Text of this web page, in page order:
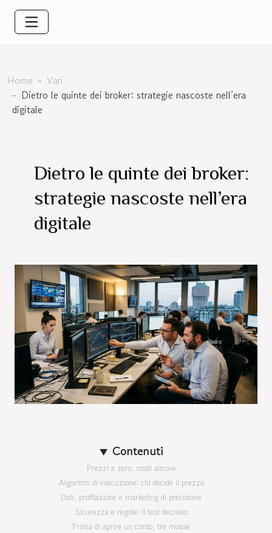
Home
Vari
Dietro le quinte dei broker: strategie nascoste nell’era
digitale
Dietro le quinte dei broker:
strategie nascoste nell’era
digitale
Contenuti
Prezzi a zero, costi altrove
Algoritmi di esecuzione: chi decide il prezzo
Dati, profilazione e marketing di precisione
Sicurezza e regole: il test decisivo
Prima di aprire un conto, tre mosse